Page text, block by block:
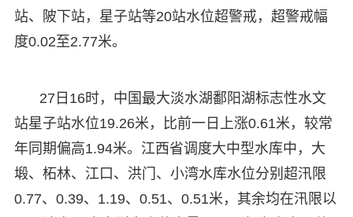
站、陂下站，星子站等20站水位超警戒，超警戒幅
度0.02至2.77米。
27日16时，中国最大淡水湖鄱阳湖标志性水文
站星子站水位19.26米，比前一日上涨0.61米，较常
年同期偏高1.94米。江西省调度大中型水库中，大
塅、柘林、江口、洪门、小湾水库水位分别超汛限
0.77、0.39、1.19、0.51、0.51米，其余均在汛限以